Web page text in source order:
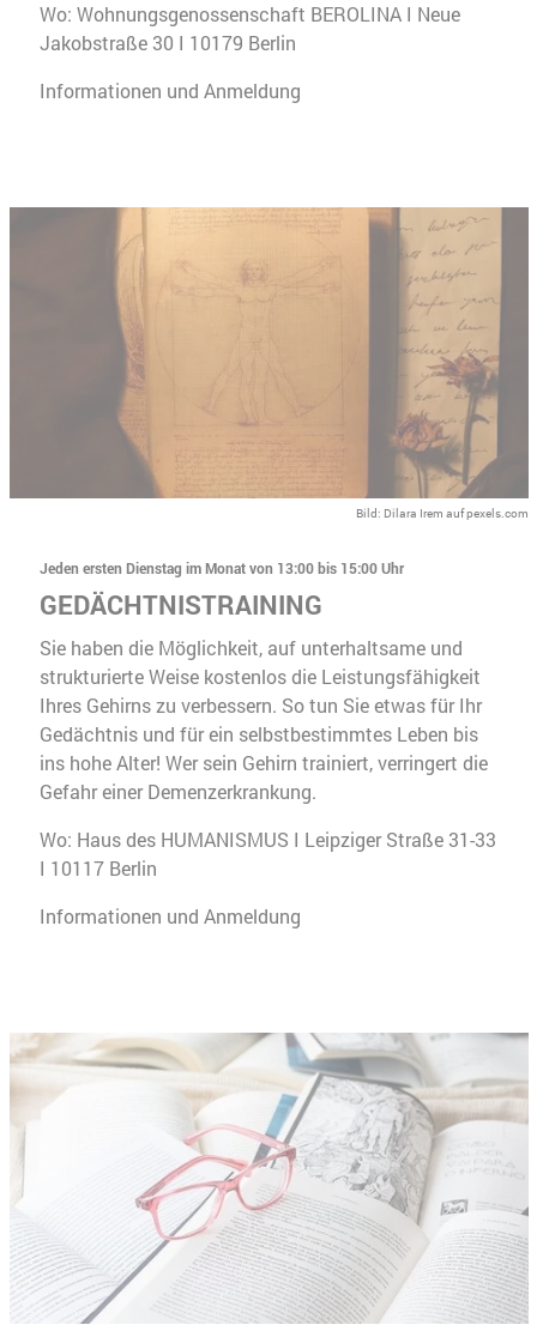
Wo: Wohnungsgenossenschaft BEROLINA I Neue
Jakobstraße 30 I 10179 Berlin
Informationen und Anmeldung
Bild: Dilara Irem auf pexels.com
Jeden ersten Dienstag im Monat von 13:00 bis 15:00 Uhr
GEDÄCHTNISTRAINING
Sie haben die Möglichkeit, auf unterhaltsame und
strukturierte Weise kostenlos die Leistungsfähigkeit
Ihres Gehirns zu verbessern. So tun Sie etwas für Ihr
Gedächtnis und für ein selbstbestimmtes Leben bis
ins hohe Alter! Wer sein Gehirn trainiert, verringert die
Gefahr einer Demenzerkrankung.
Wo: Haus des HUMANISMUS I Leipziger Straße 31-33
I 10117 Berlin
Informationen und Anmeldung